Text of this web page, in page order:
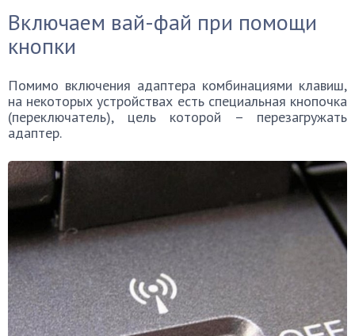
Включаем вай-фай при помощи
кнопки
Помимо включения адаптера комбинациями клавиш,
на некоторых устройствах есть специальная кнопочка
(переключатель), цель которой – перезагружать
адаптер.